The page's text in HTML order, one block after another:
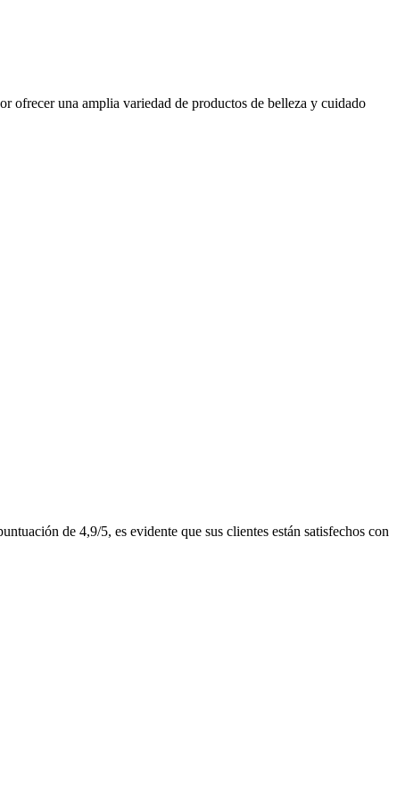
ofrecer una amplia variedad de productos de belleza y cuidado
de 4,9/5, es evidente que sus clientes están satisfechos con